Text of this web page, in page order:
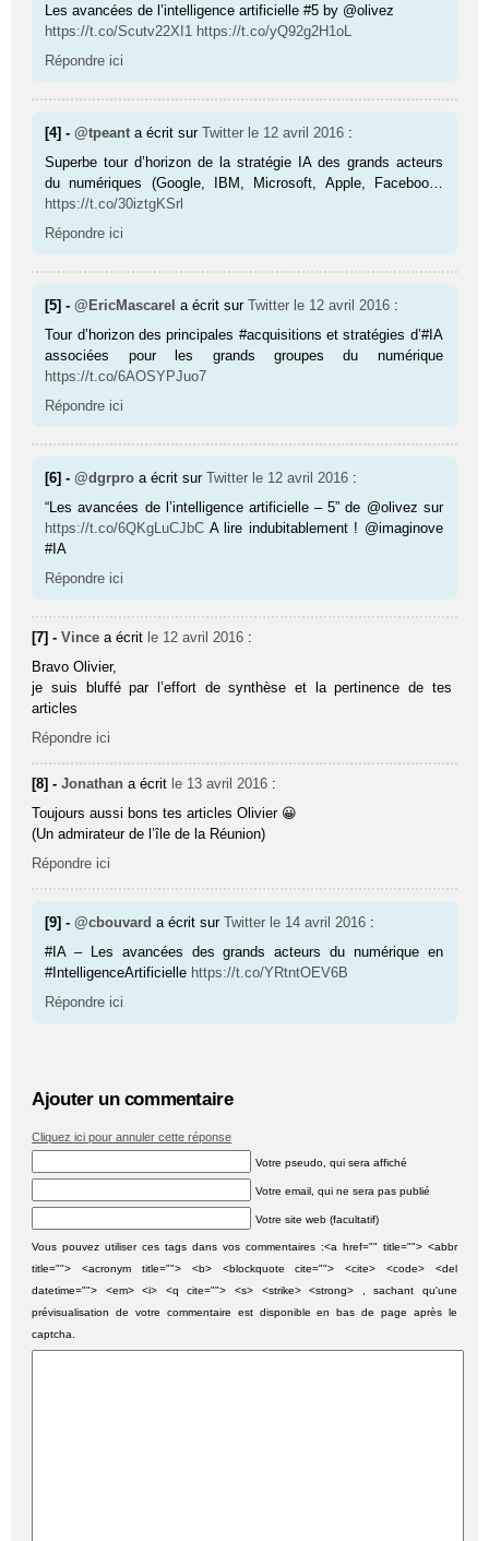
Les avancées de l’intelligence artificielle #5 by @olivez
https://t.co/Scutv22XI1 https://t.co/yQ92g2H1oL
Répondre ici
[4] -@tpeant a écrit surTwitter le 12 avril 2016 :
Superbe tour d’horizon de la stratégie IA des grands acteurs
du numériques (Google, IBM, Microsoft, Apple, Faceboo…
https://t.co/30iztgKSrl
Répondre ici
[5] -@EricMascarel a écrit surTwitter le 12 avril 2016 :
Tour d’horizon des principales #acquisitions et stratégies d’#IA
associées pour les grands groupes du numérique
https://t.co/6AOSYPJuo7
Répondre ici
[6] -@dgrpro a écrit surTwitter le 12 avril 2016 :
“Les avancées de l’intelligence artificielle – 5” de @olivez sur
https://t.co/6QKgLuCJbC A lire indubitablement ! @imaginove
#IA
Répondre ici
[7] -Vince a écrit le 12 avril 2016 :
Bravo Olivier,
je suis bluffé par l’effort de synthèse et la pertinence de tes
articles
Répondre ici
[8] -Jonathan a écrit le 13 avril 2016 :
Toujours aussi bons tes articles Olivier 😀
(Un admirateur de l’île de la Réunion)
Répondre ici
[9] -@cbouvard a écrit surTwitter le 14 avril 2016 :
#IA – Les avancées des grands acteurs du numérique en
#IntelligenceArtificielle https://t.co/YRtntOEV6B
Répondre ici
Ajouter un commentaire
Cliquez ici pour annuler cette réponse
Votre pseudo, qui sera affiché
Votre email, qui ne sera pas publié
Votre site web (facultatif)
Vous pouvez utiliser ces tags dans vos commentaires :<a href="" title=""> <abbr
title=""> <acronym title=""> <b> <blockquote cite=""> <cite> <code> <del
datetime=""> <em> <i> <q cite=""> <s> <strike> <strong> , sachant qu'une
prévisualisation de votre commentaire est disponible en bas de page après le
captcha.